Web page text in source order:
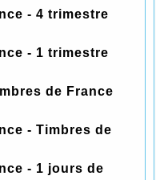
- 4 trimestre
- 1 trimestre
de France
- Timbres de
- 1 jours de